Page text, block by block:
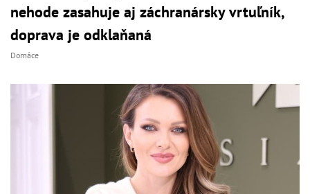
nehode zasahuje aj záchranársky vrtuľník,
doprava je odklaňaná
Domáce